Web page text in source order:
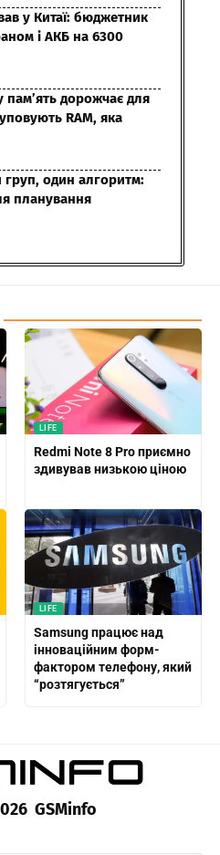
у Китаї: бюджетник
і АКБ на 6300
пам’ять дорожчає для
RAM, яка
груп, один алгоритм:
планування
LIFE
Redmi Note 8 Pro приємно
здивував низькою ціною
LIFE
Samsung працює над
інноваційним форм-
фактором телефону, який
“розтягується”
GSMinfo